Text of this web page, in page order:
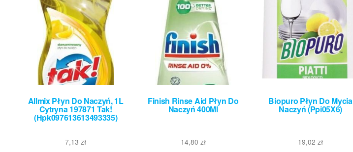
Allmix Płyn Do Naczyń, 1L
Cytryna 197871 Tak!
(Hpk097613613493335)
7,13zł
Finish Rinse Aid Płyn Do
Naczyń 400Ml
14,80 zł
Biopuro Płyn Do Mycia
Naczyń (Ppi05X6)
19,02zł